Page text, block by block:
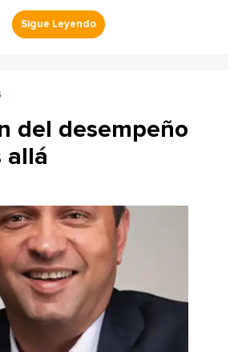
del desempeño
allá